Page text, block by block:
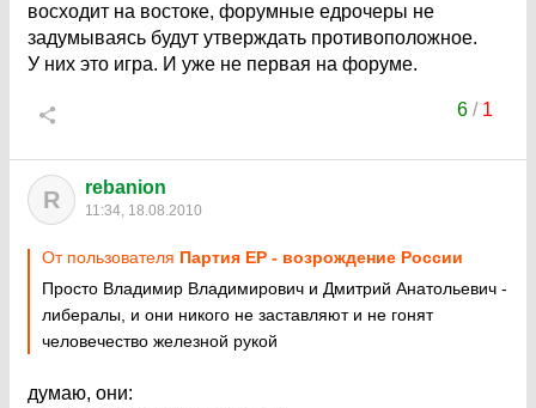
восходит на востоке, форумные едрочеры не
задумываясь будут утверждать противоположное.
У них это игра. И уже не первая на форуме.
6/ 1
R rebanion
11:34, 18.08.2010
От пользователя Партия ЕР - возрождение России
Просто Владимир Владимирович и Дмитрий Анатольевич -
либералы, и они никого не заставляют и не гонят
человечество железной рукой
думаю, они: